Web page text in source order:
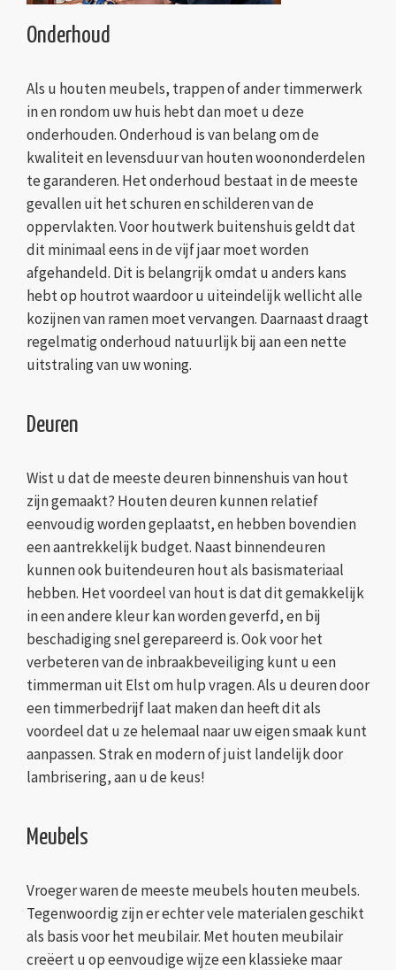
Onderhoud
Als u houten meubels, trappen of ander timmerwerk
in en rondom uw huis hebt dan moet u deze
onderhouden. Onderhoud is van belang om de
kwaliteit en levensduur van houten woononderdelen
te garanderen. Het onderhoud bestaat in de meeste
gevallen uit het schuren en schilderen van de
oppervlakten. Voor houtwerk buitenshuis geldt dat
dit minimaal eens in de vijf jaar moet worden
afgehandeld. Dit is belangrijk omdat u anders kans
hebt op houtrot waardoor u uiteindelijk wellicht alle
kozijnen van ramen moet vervangen. Daarnaast draagt
regelmatig onderhoud natuurlijk bij aan een nette
uitstraling van uw woning.
Deuren
Wist u dat de meeste deuren binnenshuis van hout
zijn gemaakt? Houten deuren kunnen relatief
eenvoudig worden geplaatst, en hebben bovendien
een aantrekkelijk budget. Naast binnendeuren
kunnen ook buitendeuren hout als basismateriaal
hebben. Het voordeel van hout is dat dit gemakkelijk
in een andere kleur kan worden geverfd, en bij
beschadiging snel gerepareerd is. Ook voor het
verbeteren van de inbraakbeveiliging kunt u een
timmerman uit Elst om hulp vragen. Als u deuren door
een timmerbedrijf laat maken dan heeft dit als
voordeel dat u ze helemaal naar uw eigen smaak kunt
aanpassen. Strak en modern of juist landelijk door
lambrisering, aan u de keus!
Meubels
Vroeger waren de meeste meubels houten meubels.
Tegenwoordig zijn er echter vele materialen geschikt
als basis voor het meubilair. Met houten meubilair
creëert u op eenvoudige wijze een klassieke maar